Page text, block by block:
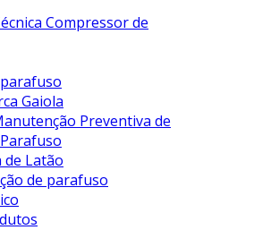
Compressor de
Gaiola
Preventiva de
de Latão
de parafuso